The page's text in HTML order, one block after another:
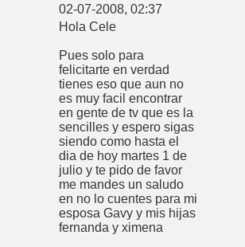
02-07-2008, 02:37
Hola Cele
Pues solo para
felicitarte en verdad
tienes eso que aun no
es muy facil encontrar
en gente de tv que es la
sencilles y espero sigas
siendo como hasta el
dia de hoy martes 1 de
julio y te pido de favor
me mandes un saludo
en no lo cuentes para mi
esposa Gavy y mis hijas
fernanda y ximena